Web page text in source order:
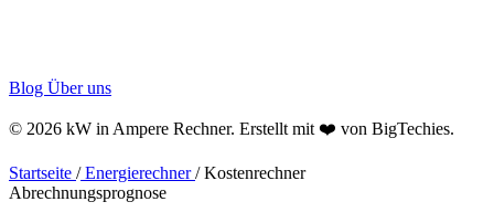
Blog Über uns
© 2026 kW in Ampere Rechner. Erstellt mit ❤️ von BigTechies.
Startseite /Energierechner/Kostenrechner
Abrechnungsprognose